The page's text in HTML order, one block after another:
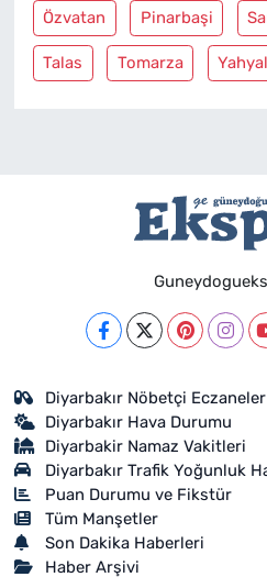
Özvatan Pinarbaşi
Talas Tomarza
Diyarbakır Nöbetçi Eczaneler
Diyarbakır Hava Durumu
Diyarbakir Namaz Vakitleri
Diyarbakır Trafik Yoğunluk
Puan Durumu ve Fikstür
Tüm Manşetler
Son Dakika Haberleri
Haber Arşivi